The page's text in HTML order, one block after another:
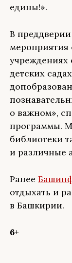
едины!».
В
мероприятия
учреждениях
детских
о важном»,
программы.
библиотеки
и различные
Ранее
отдыхать и
в Башкирии.
6+